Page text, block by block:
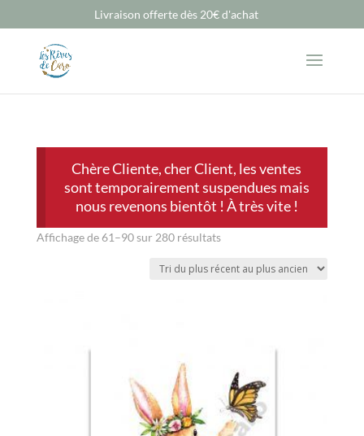
Livraison offerte dès 20€ d'achat
Chère Cliente, cher Client, les ventes
sont temporairement suspendues mais
nous revenons bientôt ! À très vite !
Affichage de 61–90 sur 280 résultatsTrié
plus